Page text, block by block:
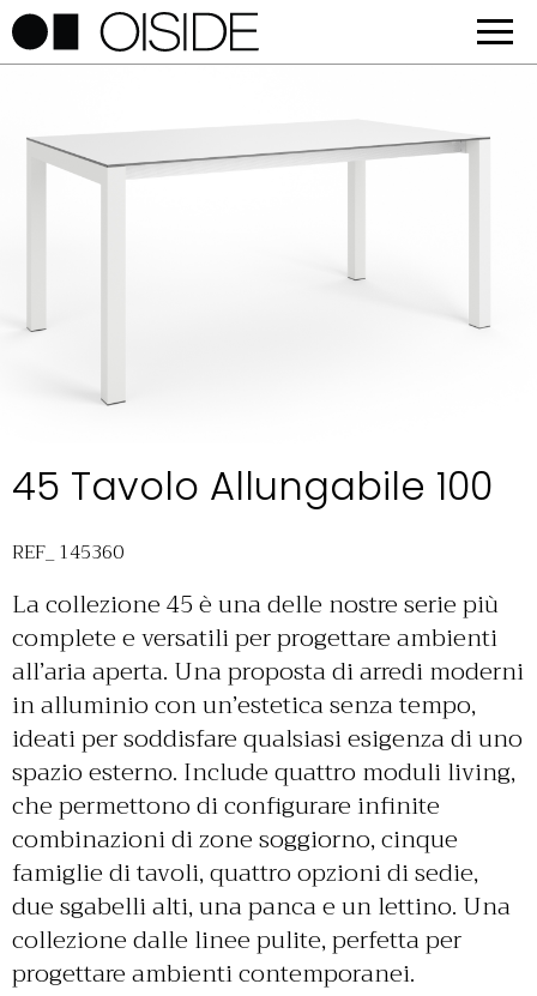
45 Tavolo Allungabile 100
REF_ 145360
La collezione 45 è una delle nostre serie più
complete e versatili per progettare ambienti
all’aria aperta. Una proposta di arredi moderni
in alluminio con un’estetica senza tempo,
ideati per soddisfare qualsiasi esigenza di uno
spazio esterno. Include quattro moduli living,
che permettono di configurare infinite
combinazioni di zone soggiorno, cinque
famiglie di tavoli, quattro opzioni di sedie,
due sgabelli alti, una panca e un lettino. Una
collezione dalle linee pulite, perfetta per
progettare ambienti contemporanei.